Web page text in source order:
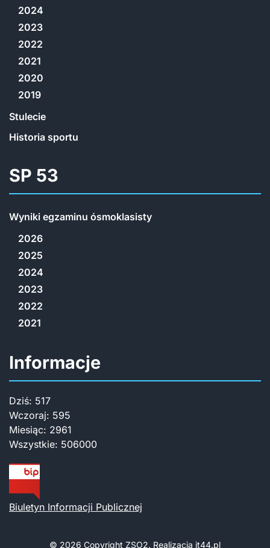
2024
2023
2022
2021
2020
2019
Stulecie
Historia sportu
SP 53
Wyniki egzaminu ósmoklasisty
2026
2025
2024
2023
2022
2021
Informacje
Dziś: 517
Wczoraj: 595
Miesiąc: 2961
Wszystkie: 506000
Biuletyn Informacji Publicznej
© 2026 Copyright ZSO2. Realizacja it44.pl